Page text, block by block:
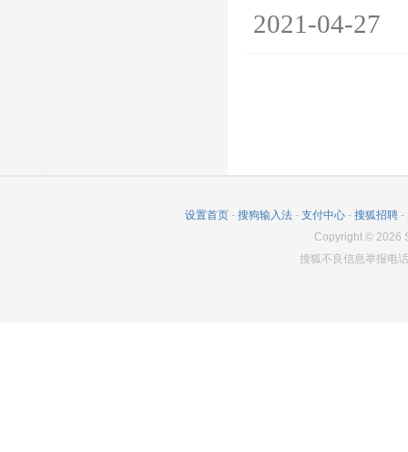
2021-04-27
设置首页 - 搜狗输入法 - 支付中心 - 搜狐招聘 -
Copyright © 2026
搜狐不良信息举报电